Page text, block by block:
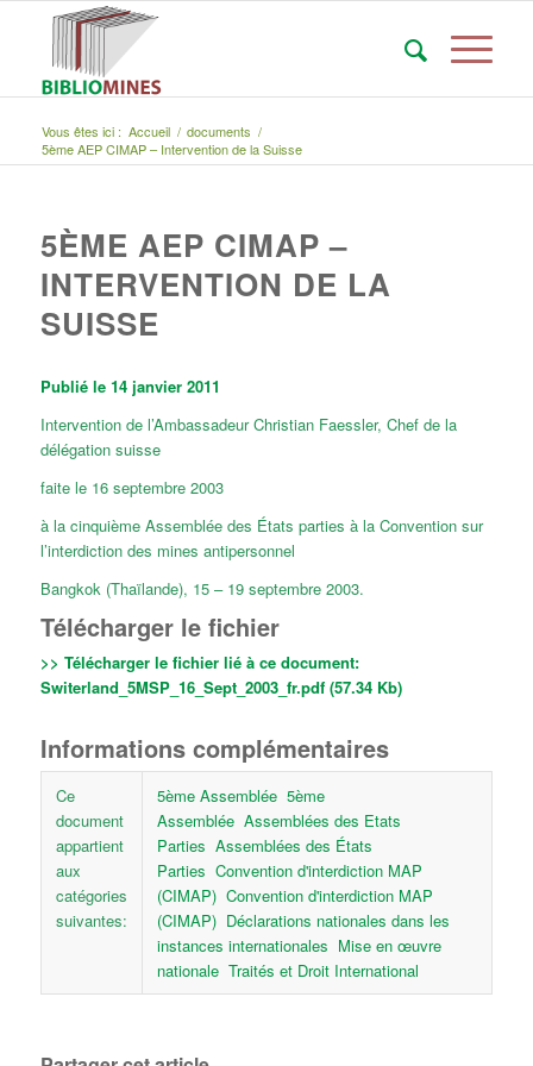
Vous êtes ici : Accueil / documents /
5ème AEP CIMAP – Intervention de la Suisse
5ÈME AEP CIMAP –
INTERVENTION DE LA
SUISSE
Publié le 14 janvier 2011
Intervention de l’Ambassadeur Christian Faessler, Chef de la
délégation suisse
faite le 16 septembre 2003
à la cinquième Assemblée des États parties à la Convention sur
l’interdiction des mines antipersonnel
Bangkok (Thaïlande), 15 – 19 septembre 2003.
Télécharger le fichier
>> Télécharger le fichier lié à ce document:
Switerland_5MSP_16_Sept_2003_fr.pdf (57.34 Kb)
Informations complémentaires
Ce
document
appartient
aux
catégories
suivantes:
5ème Assemblée 5ème
Assemblée Assemblées des Etats
Parties Assemblées des États
Parties Convention d'interdiction MAP
(CIMAP) Convention d'interdiction MAP
(CIMAP) Déclarations nationales dans les
instances internationales Mise en œuvre
nationale Traités et Droit International